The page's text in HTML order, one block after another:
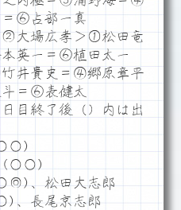
⑥占部一真
②大場広孝＞①松田竜
英一＝⑥植田太一
井貴史＝④郷原章平
＝⑥表健太
目終了後（）内は出
(○○)
、松田大志郎
長尾京志郎